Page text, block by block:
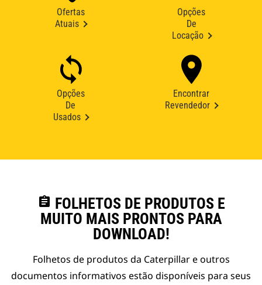
Ofertas
Atuais
Opções
De
Locação
Opções
De
Usados
Encontrar
Revendedor
assignment FOLHETOS DE PRODUTOS E
MUITO MAIS PRONTOS PARA
DOWNLOAD!
Folhetos de produtos da Caterpillar e outros
documentos informativos estão disponíveis para seus